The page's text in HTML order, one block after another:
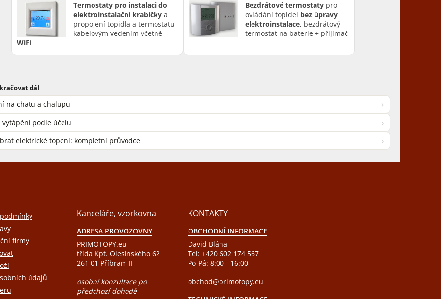
Termostaty pro instalaci do
elektroinstalační krabičkya
propojení topidla a termostatu
kabelovým vedením včetně
WiFi
Bezdrátové termostaty pro
ovládání topidel bez úpravy
elektroinstalace, bezdrátový
termostat na baterie + přijímač
dál
na chatu a chalupu
›
vytápění podle účelu ›
elektrické topení: kompletní průvodce ›
firmy
údajů
Kanceláře, vzorkovna
ADRESA PROVOZOVNY
PRIMOTOPY.eu
třída Kpt. Olesinského 62
261 01 Příbram II
osobní konzultace po
předchozí dohodě
KONTAKTY
OBCHODNÍ INFORMACE
David Bláha
Tel: +420 602 174 567
Po-Pá: 8:00 - 16:00
obchod@primotopy.eu